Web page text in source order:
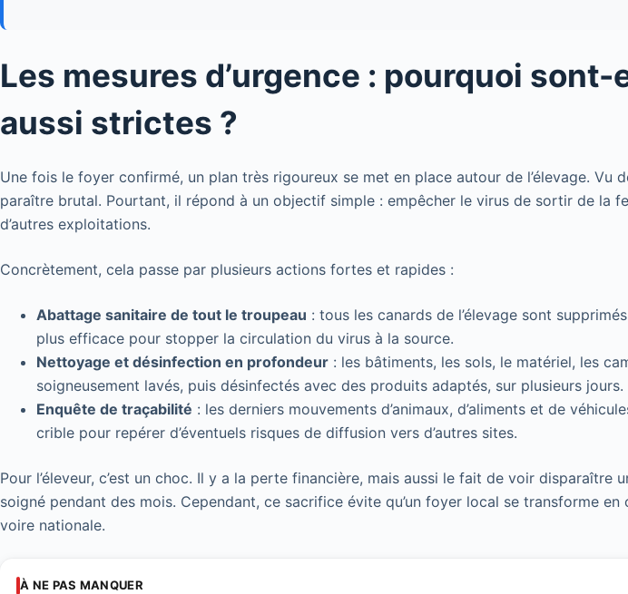
Les mesures d’urgence : pourquoi sont-
aussi strictes ?
Une fois le foyer confirmé, un plan très rigoureux se met en place autour de l’élevage. Vu
paraître brutal. Pourtant, il répond à un objectif simple : empêcher le virus de sortir de la
d’autres exploitations.
Concrètement, cela passe par plusieurs actions fortes et rapides :
Abattage sanitaire de tout le troupeau : tous les canards de l’élevage sont
plus efficace pour stopper la circulation du virus à la source.
Nettoyage et désinfection en profondeur : les bâtiments, les sols, le matériel, les
soigneusement lavés, puis désinfectés avec des produits adaptés, sur plusieurs jours.
Enquête de traçabilité : les derniers mouvements d’animaux, d’aliments et de
crible pour repérer d’éventuels risques de diffusion vers d’autres sites.
Pour l’éleveur, c’est un choc. Il y a la perte financière, mais aussi le fait de voir disparaître
soigné pendant des mois. Cependant, ce sacrifice évite qu’un foyer local se transforme en
voire nationale.
À NE PAS MANQUER